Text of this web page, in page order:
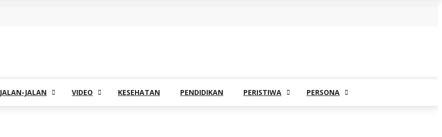
JALAN-JALAN VIDEO KESEHATAN PENDIDIKAN PERISTIWA PERSONA